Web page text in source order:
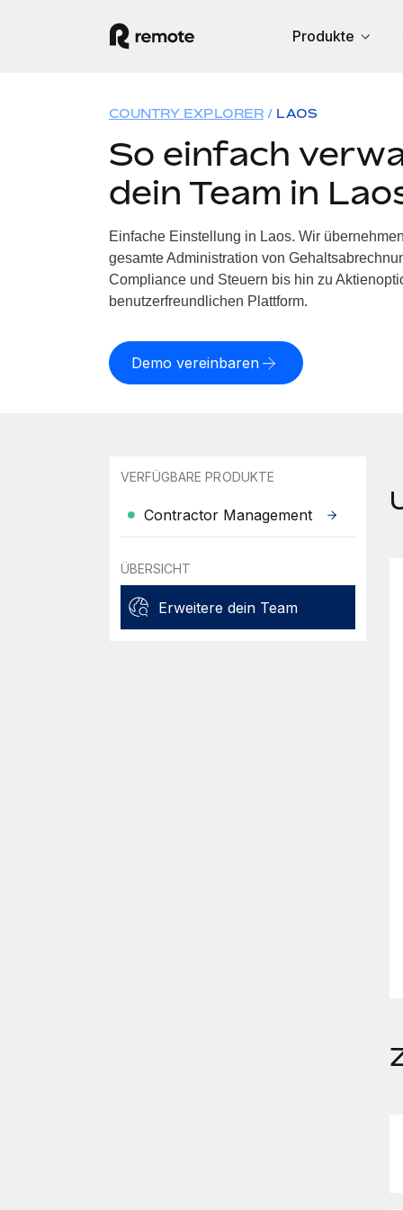
Produkte
COUNTRY EXPLORER LAOS
So einfach
dein Team in
Einfache Einstellung in Laos. Wir
gesamte Administration von
Compliance und Steuern bis hin zu
benutzerfreundlichen Plattform.
Demo vereinbaren
VERFÜGBARE PRODUKTE
Contractor Management
ÜBERSICHT
Erweitere dein Team